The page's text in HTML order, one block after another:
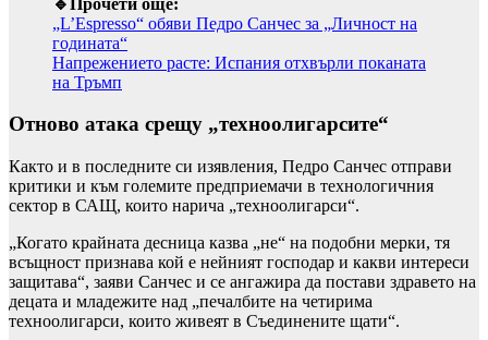
„L’Espresso“ обяви Педро Санчес за „Личност на
годината“
Напрежението расте: Испания отхвърли поканата
на Тръмп
Отново атака срещу „техноолигарсите“
Както и в последните си изявления, Педро Санчес отправи
критики и към големите предприемачи в технологичния
сектор в САЩ, които нарича „техноолигарси“.
„Когато крайната десница казва „не“ на подобни мерки, тя
всъщност признава кой е нейният господар и какви интереси
защитава“, заяви Санчес и се ангажира да постави здравето на
децата и младежите над „печалбите на четирима
техноолигарси, които живеят в Съединените щати“.